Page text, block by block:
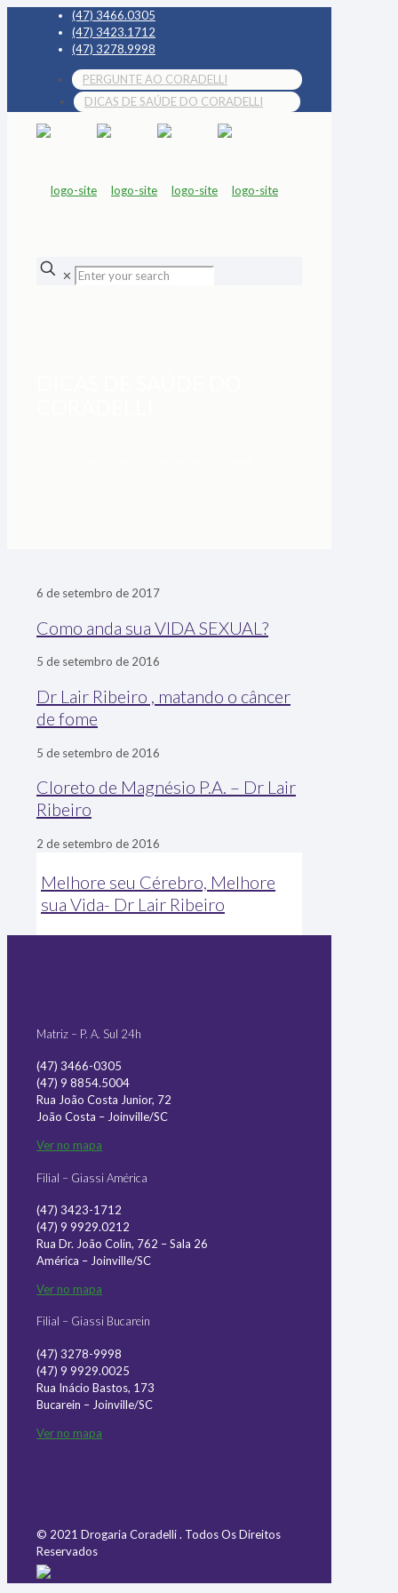
(47) 3466.0305
(47) 3423.1712
(47) 3278.9998
PERGUNTE AO CORADELLI
DICAS DE SAÚDE DO CORADELLI
✕
6 de setembro de 2017
Como anda sua VIDA SEXUAL?
5 de setembro de 2016
Dr Lair Ribeiro , matando o câncer
de fome
5 de setembro de 2016
Cloreto de Magnésio P.A. – Dr Lair
Ribeiro
2 de setembro de 2016
Melhore seu Cérebro, Melhore
sua Vida- Dr Lair Ribeiro
Matriz – P. A. Sul 24h
(47) 3466-0305
(47) 9 8854.5004
Rua João Costa Junior, 72
João Costa – Joinville/SC
Ver no mapa
Filial – Giassi América
(47) 3423-1712
(47) 9 9929.0212
Rua Dr. João Colin, 762 – Sala 26
América – Joinville/SC
Ver no mapa
Filial – Giassi Bucarein
(47) 3278-9998
(47) 9 9929.0025
Rua Inácio Bastos, 173
Bucarein – Joinville/SC
Ver no mapa
© 2021 Drogaria Coradelli . Todos Os Direitos
Reservados